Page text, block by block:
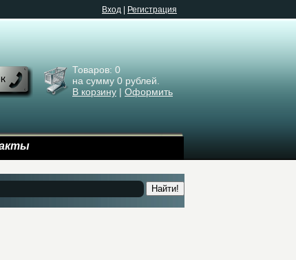
Bход Регистрация
Товаров: 0
на сумму 0 рублей.
В корзину | Оформить
Найти!